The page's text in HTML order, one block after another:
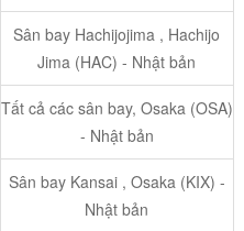
Sân bay Hachijojima , Hachijo
Jima (HAC) - Nhật bản
Tất cả các sân bay, Osaka (OSA)
- Nhật bản
Sân bay Kansai , Osaka (KIX) -
Nhật bản